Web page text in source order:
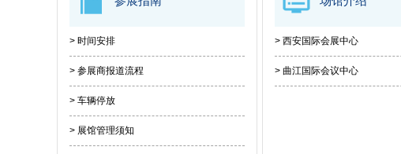
> 时间安排
> 参展商报道流程
> 车辆停放
> 展馆管理须知
> 西安国际会展中心
> 曲江国际会议中心